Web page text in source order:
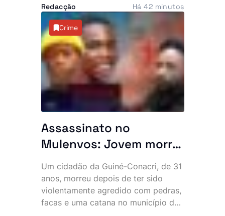
madrugada desta quinta-feira. Os
assaltantes roubaram mais de 500
mil kwanzas, telemóveis,
computadores, jóias e documentos,
deixando os moradores em choque e
a questionar a eficácia do combate à
criminalidade na zona.
Redacção Há 42 minutos
Crime
Assassinato no
Mulenvos: Jovem morre
após ataque com
pedras, facas e catana
junto a piquete policial
Um cidadão da Guiné-Conacri, de 31
anos, morreu depois de ter sido
violentamente agredido com pedras,
facas e uma catana no município do